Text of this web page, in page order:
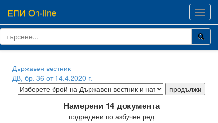
ЕПИ On-line
Държавен вестник
ДВ, бр. 36 от 14.4.2020 г.
Намерени 14 документа
подредени по азбучен ред